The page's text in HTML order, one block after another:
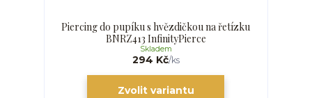
Piercing do pupíku s hvězdičkou na řetízku
BNRZ413 InfinityPierce
294 Kč/ks
Skladem
Zvolit variantu